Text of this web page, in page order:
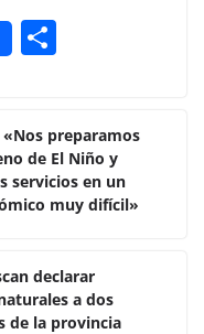
p
ar
tir
preparamos
de El Niño y
servicios en un
muy difícil»
declarar
a dos
de la provincia